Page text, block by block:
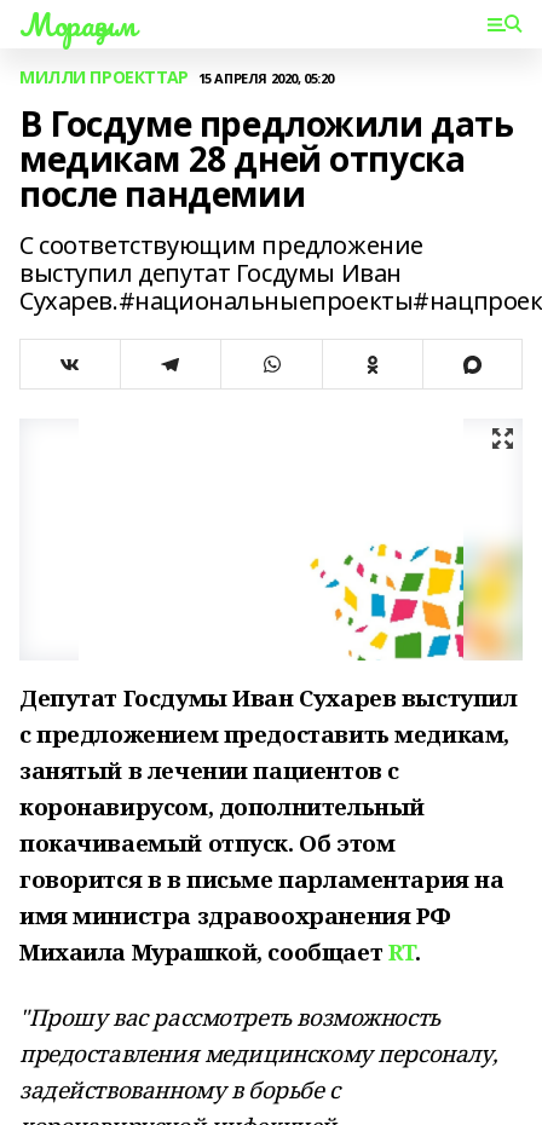
Мораҙым
МИЛЛИ ПРОЕКТТАР 15 АПРЕЛЯ 2020, 05:20
В Госдуме предложили дать
медикам 28 дней отпуска
после пандемии
С соответствующим предложение
выступил депутат Госдумы Иван
Депутат Госдумы Иван Сухарев выступил
с предложением предоставить медикам,
занятый в лечении пациентов с
коронавирусом, дополнительный
покачиваемый отпуск. Об этом
говорится в в письме парламентария на
имя министра здравоохранения РФ
Михаила Мурашкой, сообщает RT.
"Прошу вас рассмотреть возможность
предоставления медицинскому персоналу,
задействованному в борьбе с